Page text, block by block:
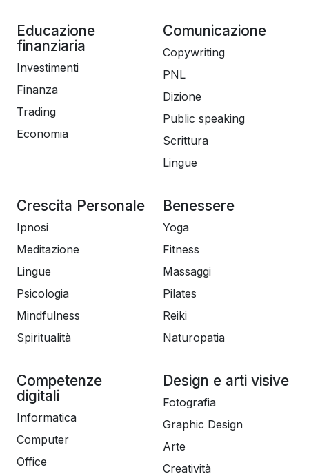
Educazione
finanziaria
Investimenti
Finanza
Trading
Economia
Comunicazione
Copywriting
PNL
Dizione
Public speaking
Scrittura
Lingue
Crescita Personale
Ipnosi
Meditazione
Lingue
Psicologia
Mindfulness
Spiritualità
Benessere
Yoga
Fitness
Massaggi
Pilates
Reiki
Naturopatia
Competenze
digitali
Informatica
Computer
Office
Design e arti visive
Fotografia
Graphic Design
Arte
Creatività